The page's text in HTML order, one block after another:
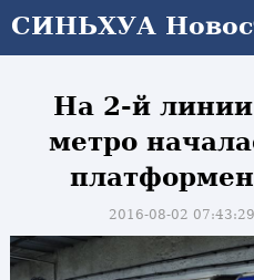
СИНЬХУА
На 2-й
метро
2016-08-02